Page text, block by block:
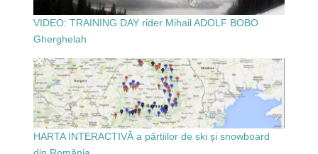
VIDEO: TRAINING DAY rider Mihail ADOLF BOBO
Gherghelah
HARTA INTERACTIVĂ a pârtiilor de ski și snowboard